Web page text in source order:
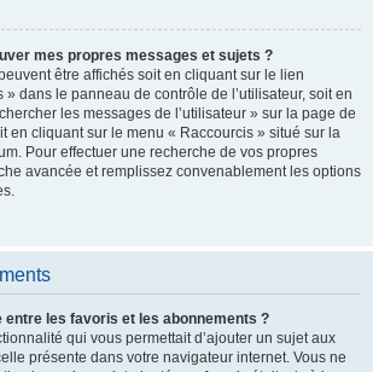
mes propres messages et sujets ?
être affichés soit en cliquant sur le lien
» dans le panneau de contrôle de l’utilisateur, soit en
les messages de l’utilisateur » sur la page de
en cliquant sur le menu « Raccourcis » situé sur la
Pour effectuer une recherche de vos propres
avancée et remplissez convenablement les options
entre les favoris et les abonnements ?
qui vous permettait d’ajouter un sujet aux
présente dans votre navigateur internet. Vous ne